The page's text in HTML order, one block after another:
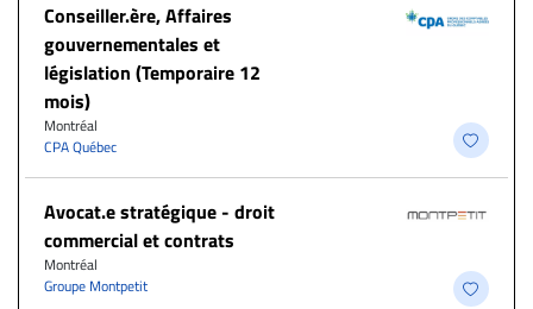
Conseiller.ère, Affaires
gouvernementales et
législation (Temporaire 12
mois)
Montréal
CPA Québec
Avocat.e stratégique - droit
commercial et contrats
Montréal
Groupe Montpetit